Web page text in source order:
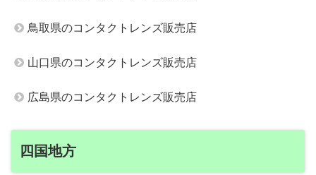
鳥取県のコンタクトレンズ販売店
山口県のコンタクトレンズ販売店
広島県のコンタクトレンズ販売店
四国地方